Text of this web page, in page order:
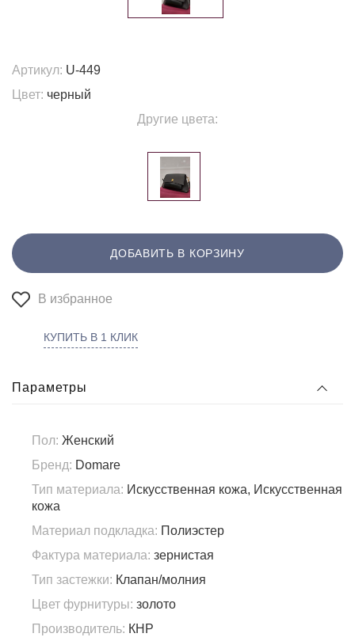
Артикул: U-449
Цвет: черный
Другие цвета:
ДОБАВИТЬ В КОРЗИНУ
В избранное
КУПИТЬ В 1 КЛИК
Параметры
Пол: Женский
Бренд: Domare
Тип материала: Искусственная кожа, Искусственная
кожа
Материал подкладка: Полиэстер
Фактура материала: зернистая
Тип застежки: Клапан/молния
Цвет фурнитуры: золото
Производитель: КНР